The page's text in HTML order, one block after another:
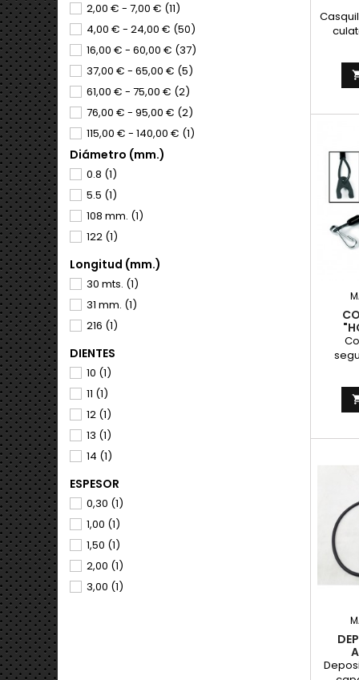
2,00 € - 7,00 € (11)
4,00 € - 24,00 € (50)
16,00 € - 60,00 € (37)
37,00 € - 65,00 € (5)
61,00 € - 75,00 € (2)
76,00 € - 95,00 € (2)
115,00 € - 140,00 € (1)
148,00 € - 195,00 €
214,00 € - 260,00 €
355,00 € - 430,00 €
Diámetro (mm.)
0.8 (1)
5.5 (1)
108 mm. (1)
122 (1)
Longitud (mm.)
30 mts. (1)
31 mm. (1)
216 (1)
DIENTES
10 (1)
11 (1)
12 (1)
13 (1)
14 (1)
ESPESOR
0,30 (1)
1,00 (1)
1,50 (1)
2,00 (1)
3,00 (1)
para